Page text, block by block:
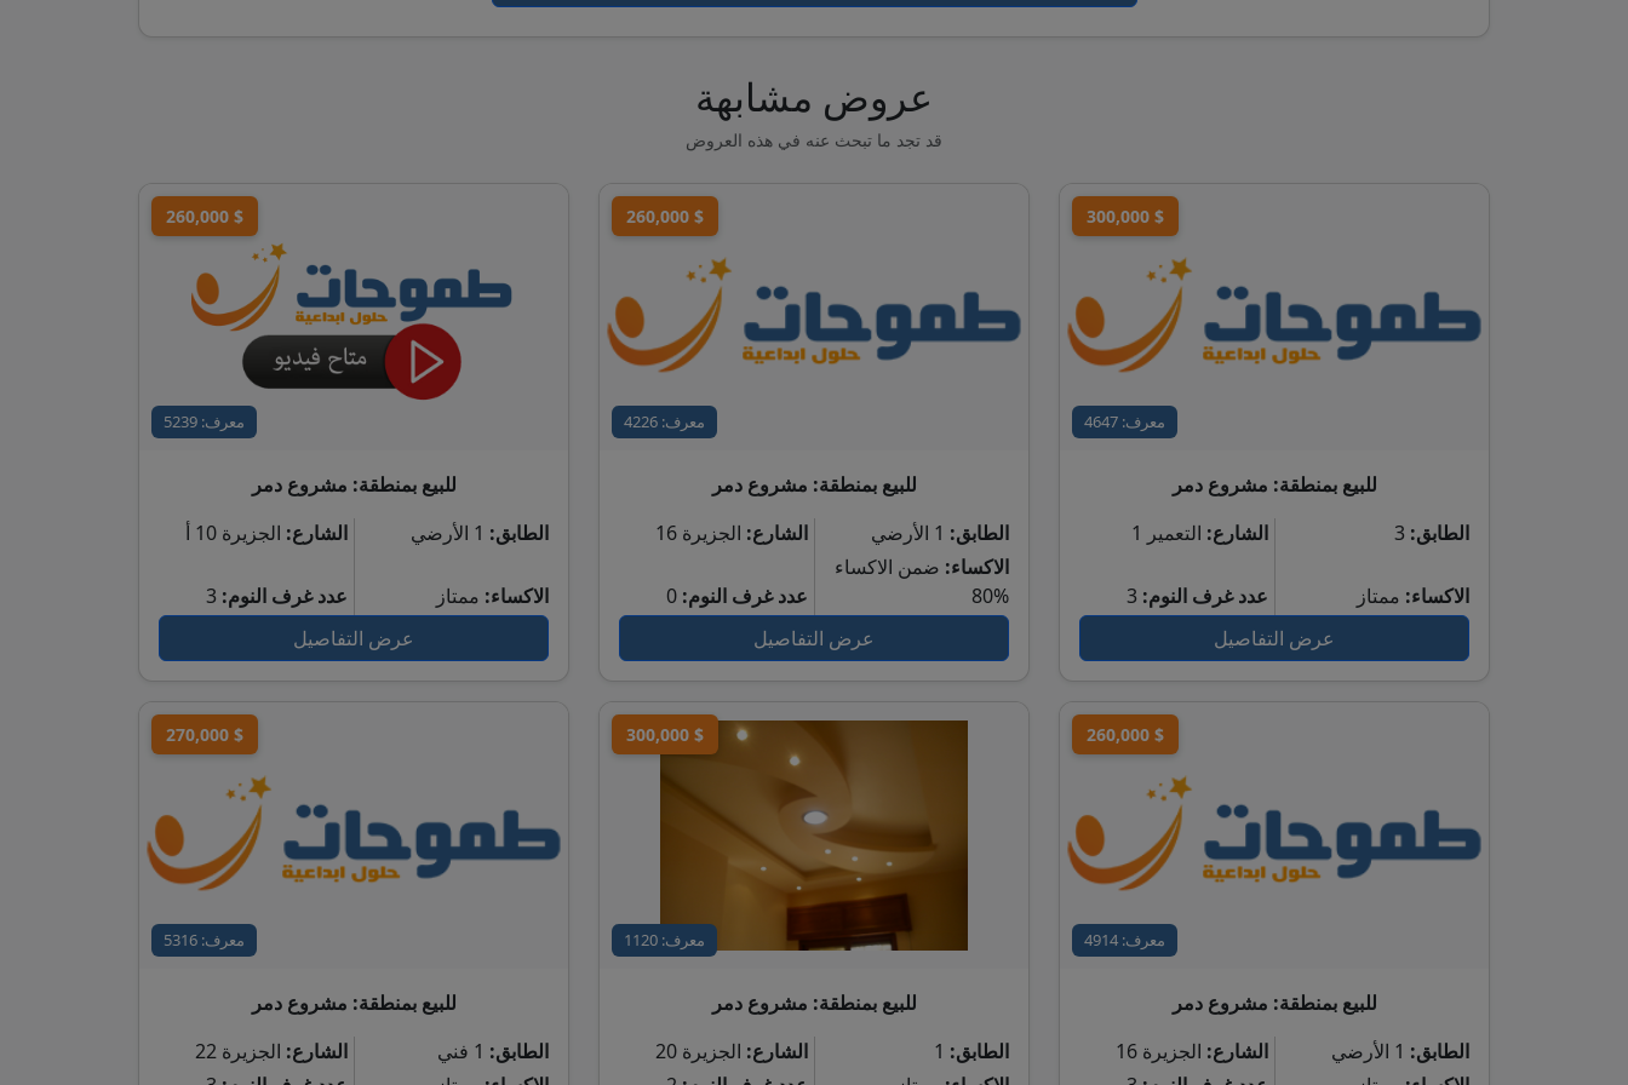
عروض مشابهة
قد تجد ما تبحث عنه في هذه العروض
260,000 $
معرف: 5239
للبيع بمنطقة: مشروع دمر
الشارع: الجزيرة 10 أ
عدد غرف النوم:
الطابق:
الاكساء: ممتاز
عرض التفاصيل
260,000 $
معرف: 4226
للبيع بمنطقة: مشروع دمر
الشارع: الجزيرة 16
عدد غرف النوم: 0
الطابق:
الاكساء: ضمن الاكساء
80%
عرض التفاصيل
300,000 $
معرف: 4647
للبيع بمنطقة: مشروع دمر
الشارع: التعمير 1
عدد غرف النوم:
الطابق:
الاكساء: ممتاز
عرض التفاصيل
270,000 $
معرف: 5316
للبيع بمنطقة: مشروع دمر
الشارع: الجزيرة 22
الطابق:
300,000 $
معرف: 1120
للبيع بمنطقة: مشروع دمر
الشارع: الجزيرة 20
الطابق:
260,000 $
معرف: 4914
للبيع بمنطقة: مشروع دمر
الشارع: الجزيرة 16
الطابق: